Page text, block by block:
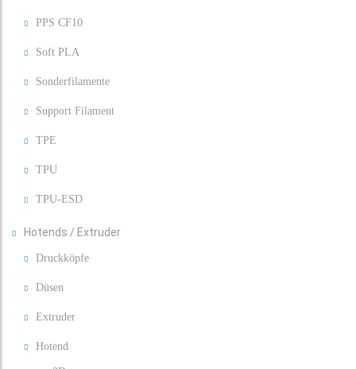
PPS CF10
Soft PLA
Sonderfilamente
Support Filament
TPE
TPU
TPU-ESD
Hotends / Extruder
Druckköpfe
Düsen
Extruder
Hotend